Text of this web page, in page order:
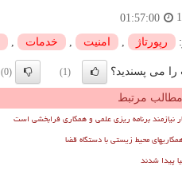
01:57:00
رپورتاژ امنیت خدمات
می پسندید؟ (1)
(0)
مطالب مرتبط
نیازمند برنامه ریزی علمی و همکاری فرابخشی است
محیط زیستی با دستگاه قضا
پیدا شدند